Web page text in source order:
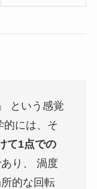
という感覚
的には、そ
て1点での
り、 渦度
的な回転